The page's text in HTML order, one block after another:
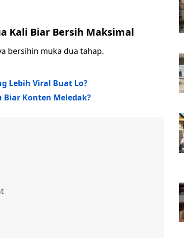
Kali Biar Bersih Maksimal
bersihin muka dua tahap.
Lebih Viral Buat Lo?
Biar Konten Meledak?